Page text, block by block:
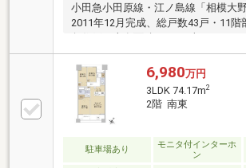
小田急小田原線・江ノ島線「相模大
2011年12月完成、総戸数43戸・11階
角住戸・専有面積82.67平米3LDK
広々としたLDK、リビングにはTES
るく開放的な対面式オープンキッチ
コンロ、浄水器一体型水栓、静音シ
ナ付き浴室、浴室換気乾燥暖房機・
台、天板一体型スクエアボウル・約
シ、断熱性に優れたペアガラス・室
梁アウトフレーム工法・ペットと飼
り）・２４時間ゴミ出し可・水回り
6,980万円
3LDK 74.17m2
2階 南東
駐車場あり
モニタ付インターホ
ン